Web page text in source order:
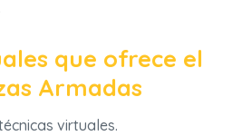
que ofrece el
Armadas
virtuales.